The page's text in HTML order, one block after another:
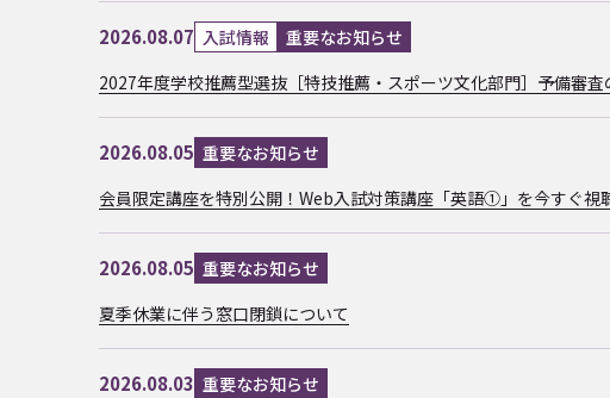
2026.08.07 入試情報
重要なお知らせ
2027年度学校推薦型選抜［特技推薦・スポーツ文化部門］予備審
2026.08.05 重要なお知らせ
会員限定講座を特別公開！Web入試対策講座「英語①」を今すぐ視
2026.08.05 重要なお知らせ
夏季休業に伴う窓口閉鎖について
2026.08.03 重要なお知らせ